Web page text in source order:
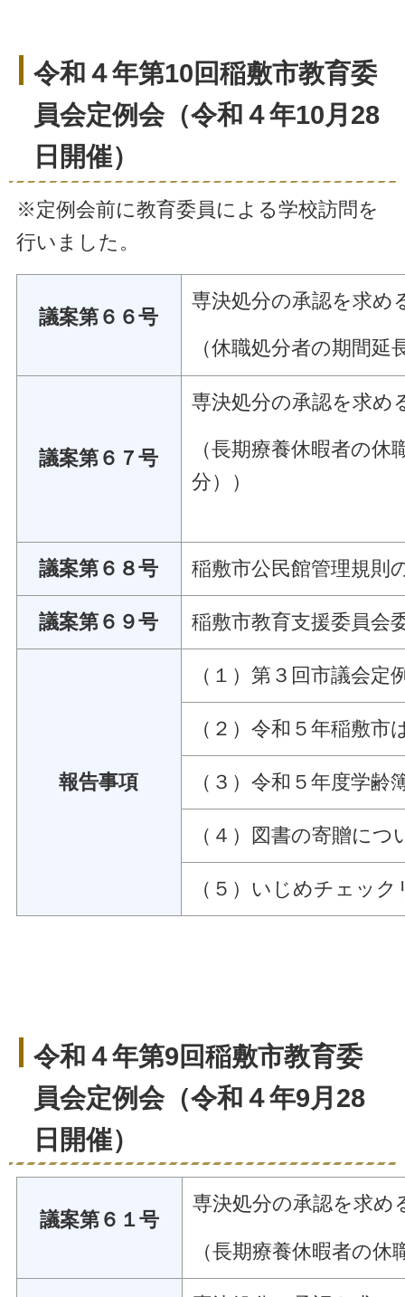
令和４年第10回稲敷市教育委
員会定例会（令和４年10月28
日開催）
※定例会前に教育委員による学校訪問を
行いました。
議案第６６号
専決処分の承認を求め
（休職処分者の期間延
議案第６７号
専決処分の承認を求め
（長期療養休暇者の休
分
議案第６８号 稲敷市公民館管理規則
議案第６９号 稲敷市教育支援委員会
報告事項
（１）第３回市議会定
（２）令和５年稲敷
（３）令和５年度学
（４）図書の寄贈につ
（５）いじめチェッ
令和４年第9回稲敷市教育委
員会定例会（令和４年9月28
日開催）
議案第６１号
専決処分の承認を求め
（長期療養休暇者の休